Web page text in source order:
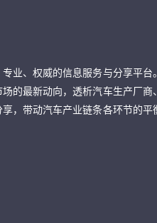
业、权威的信息服务与分享平台
的最新动向，透析汽车生产厂商
，带动汽车产业链条各环节的平